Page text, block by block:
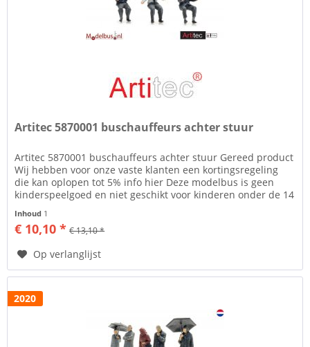
Artitec 5870001 buschauffeurs achter stuur
Artitec 5870001 buschauffeurs achter stuur Gereed product
Wij hebben voor onze vaste klanten een kortingsregeling
die kan oplopen tot 5% info hier Deze modelbus is geen
kinderspeelgoed en niet geschikt voor kinderen onder de 14
Inhoud 1
€ 10,10 * € 13,10 *
Op verlanglijst
2020